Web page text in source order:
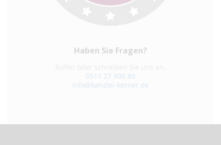
Haben Sie Fragen?
0511 27 900 80
info@kanzlei-kerner.de